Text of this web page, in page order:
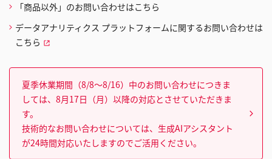
「商品以外」のお問い合わせはこちら
データアナリティクス プラットフォームに関するお問い合わせは
こちら
夏季休業期間（8/8～8/16）中のお問い合わせにつきま
しては、8月17日（月）以降の対応とさせていただきま
す。
技術的なお問い合わせについては、生成AIアシスタント
が24時間対応いたしますのでご活用ください。